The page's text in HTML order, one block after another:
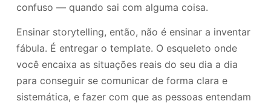
confuso — quando sai com alguma coisa.
Ensinar storytelling, então, não é ensinar a inventar
fábula. É entregar o template. O esqueleto onde
você encaixa as situações reais do seu dia a dia
para conseguir se comunicar de forma clara e
sistemática, e fazer com que as pessoas entendam